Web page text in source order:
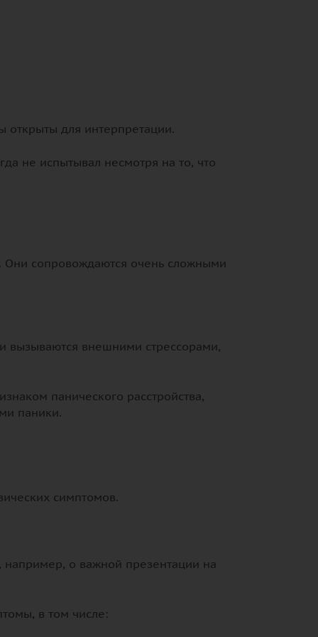
открыты для интерпретации.
не испытывал несмотря на то, что
Они сопровождаются очень сложными
вызываются внешними стрессорами,
панического расстройства,
паники.
симптомов.
например, о важной презентации на
в том числе: